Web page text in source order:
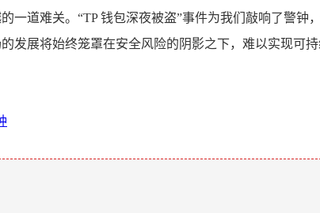
一道难关。“TP 钱包深夜被盗”事件为我们敲响了警
发展将始终笼罩在安全风险的阴影之下，难以实现可